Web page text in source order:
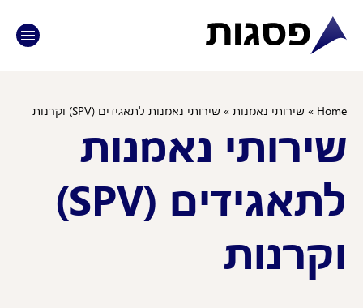
»שירותי נאמנות»שירותי נאמנות לתאגידים (SPV) וקרנות
נאמנות
לתאגידים (SPV)